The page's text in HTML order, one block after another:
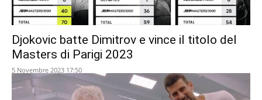
Djokovic batte Dimitrov e vince il titolo del
Masters di Parigi 2023
5 Novembre 2023 17:50